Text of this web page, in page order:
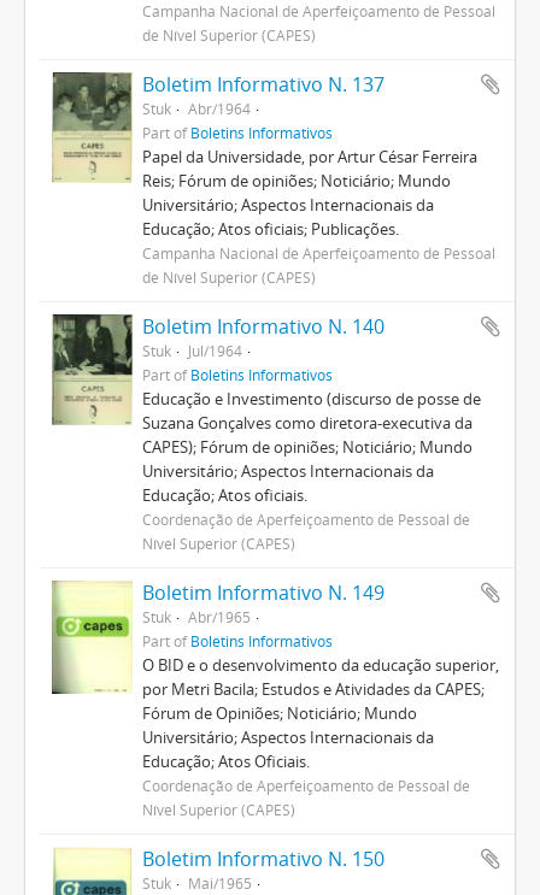
Campanha Nacional de Aperfeiçoamento de Pessoal
de Nível Superior (CAPES)
Boletim Informativo N. 137
Stuk
Abr/1964
Part ofBoletins Informativos
Papel da Universidade, por Artur César Ferreira
Reis; Fórum de opiniões; Noticiário; Mundo
Universitário; Aspectos Internacionais da
Educação; Atos oficiais; Publicações.
Campanha Nacional de Aperfeiçoamento de Pessoal
de Nível Superior (CAPES)
Boletim Informativo N. 140
Stuk
Jul/1964
Part ofBoletins Informativos
Educação e Investimento (discurso de posse de
Suzana Gonçalves como diretora-executiva da
CAPES); Fórum de opiniões; Noticiário; Mundo
Universitário; Aspectos Internacionais da
Educação; Atos oficiais.
Coordenação de Aperfeiçoamento de Pessoal de
Nível Superior (CAPES)
Boletim Informativo N. 149
Stuk
Abr/1965
Part ofBoletins Informativos
O BID e o desenvolvimento da educação superior,
por Metri Bacila; Estudos e Atividades da CAPES;
Fórum de Opiniões; Noticiário; Mundo
Universitário; Aspectos Internacionais da
Educação; Atos Oficiais.
Coordenação de Aperfeiçoamento de Pessoal de
Nível Superior (CAPES)
Boletim Informativo N. 150
Stuk
Mai/1965